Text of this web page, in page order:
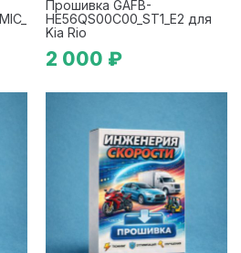
Прошивка GAFB-
HE56QS00C00_ST1_E2 для
Kia Rio
2 000 ₽